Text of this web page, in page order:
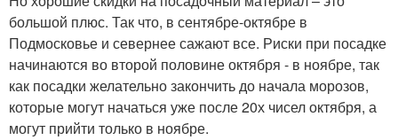
большой плюс. Так что, в сентябре-октябре в
Подмосковье и севернее сажают все. Риски при посадке
начинаются во второй половине октября - в ноябре, так
как посадки желательно закончить до начала морозов,
которые могут начаться уже после 20х чисел октября, а
могут прийти только в ноябре.